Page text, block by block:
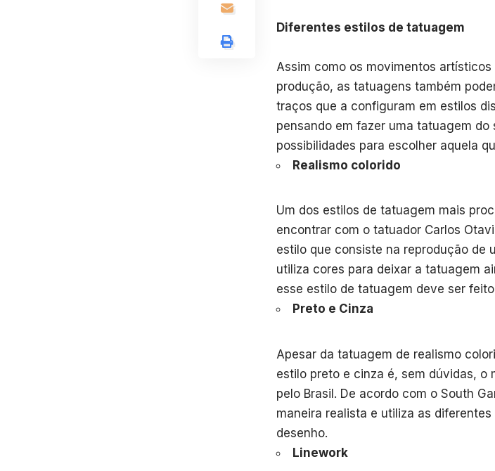
Diferentes estilos de tatuagem
Assim como os movimentos
produção, as tatuagens também
traços que a configuram em estilos
pensando em fazer uma tatuagem
possibilidades para escolher aquela
Realismo colorido
Um dos estilos de tatuagem mais
encontrar com o tatuador Carlos
estilo que consiste na reprodução de
utiliza cores para deixar a tatuagem
esse estilo de tatuagem deve ser
Preto e Cinza
Apesar da tatuagem de realismo
estilo preto e cinza é, sem dúvidas, o
pelo Brasil. De acordo com o South
maneira realista e utiliza as
desenho.
Linework